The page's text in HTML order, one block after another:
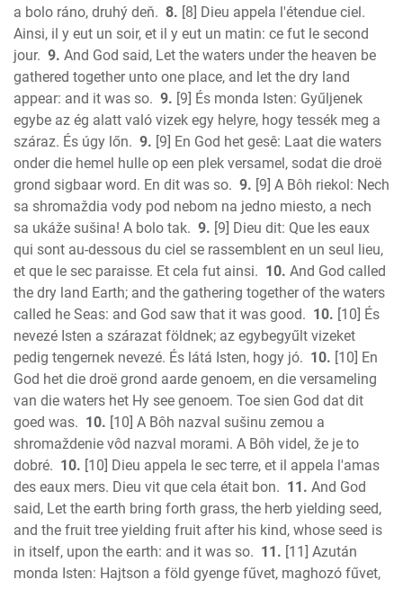
a bolo ráno, druhý deň. 8. [8] Dieu appela l'étendue ciel.
Ainsi, il y eut un soir, et il y eut un matin: ce fut le second
jour. 9. And God said, Let the waters under the heaven be
gathered together unto one place, and let the dry land
appear: and it was so. 9. [9] És monda Isten: Gyűljenek
egybe az ég alatt való vizek egy helyre, hogy tessék meg a
száraz. És úgy lőn. 9. [9] En God het gesê: Laat die waters
onder die hemel hulle op een plek versamel, sodat die droë
grond sigbaar word. En dit was so. 9. [9] A Bôh riekol: Nech
sa shromaždia vody pod nebom na jedno miesto, a nech
sa ukáže sušina! A bolo tak. 9. [9] Dieu dit: Que les eaux
qui sont au-dessous du ciel se rassemblent en un seul lieu,
et que le sec paraisse. Et cela fut ainsi. 10. And God called
the dry land Earth; and the gathering together of the waters
called he Seas: and God saw that it was good. 10. [10] És
nevezé Isten a szárazat földnek; az egybegyűlt vizeket
pedig tengernek nevezé. És látá Isten, hogy jó. 10. [10] En
God het die droë grond aarde genoem, en die versameling
van die waters het Hy see genoem. Toe sien God dat dit
goed was. 10. [10] A Bôh nazval sušinu zemou a
shromaždenie vôd nazval morami. A Bôh videl, že je to
dobré. 10. [10] Dieu appela le sec terre, et il appela l'amas
des eaux mers. Dieu vit que cela était bon. 11. And God
said, Let the earth bring forth grass, the herb yielding seed,
and the fruit tree yielding fruit after his kind, whose seed is
in itself, upon the earth: and it was so. 11. [11] Azután
monda Isten: Hajtson a föld gyenge fűvet, maghozó fűvet,